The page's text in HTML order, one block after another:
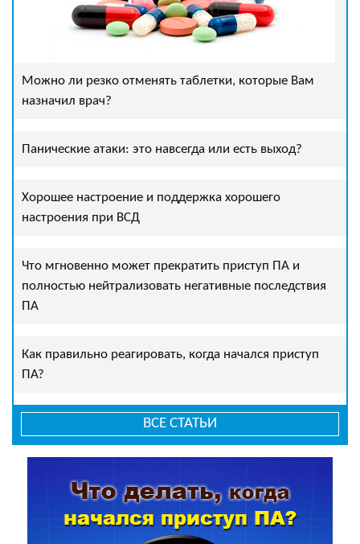
Можно ли резко отменять таблетки, которые Вам
назначил врач?
Панические атаки: это навсегда или есть выход?
Хорошее настроение и поддержка хорошего
настроения при ВСД
Что мгновенно может прекратить приступ ПА и
полностью нейтрализовать негативные последствия
ПА
Как правильно реагировать, когда начался приступ
ПА?
ВСЕ СТАТЬИ